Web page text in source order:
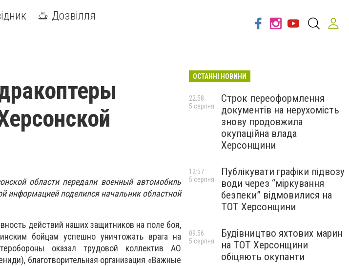
Дозвілля
области передали военный автомобиль
информацией поделился начальник областной
действий наших защитников на поле боя,
бойцам успешно уничтожать врага на
оказал трудовой коллектив АО
благотворительная организация «Важные
ОСТАННІ НОВИНИ
Строк переоформлення
документів на нерухомість
знову продовжила
окупаційна влада
Херсонщини
22:58
5 серпня
Публікувати графіки підвозу
води через “міркування
безпеки” відмовилися на
ТОТ Херсонщини
12:57
5 серпня
Будівництво яхтових марин
на ТОТ Херсонщини
обіцяють окупанти
09:56
5 серпня